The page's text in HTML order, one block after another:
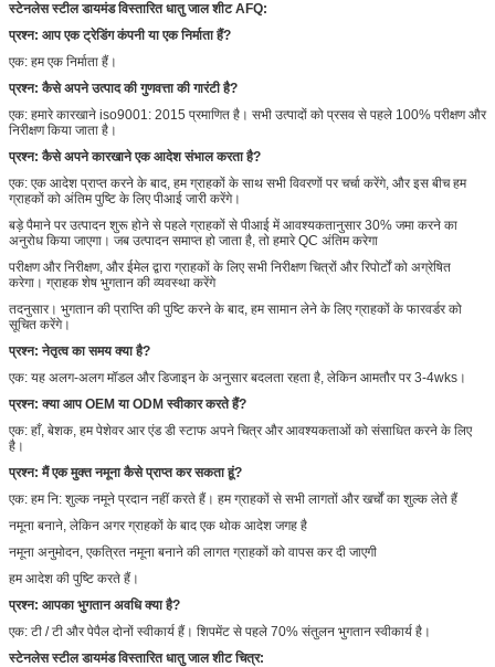
स्टेनलेस स्टील डायमंड विस्तारित धातु जाल शीट AFQ:
प्रश्न: आप एक ट्रेडिंग कंपनी या एक निर्माता हैं?
एक: हम एक निर्माता हैं।
प्रश्न: कैसे अपने उत्पाद की गुणवत्ता की गारंटी है?
एक: हमारे कारखाने iso9001: 2015 प्रमाणित है। सभी उत्पादों को प्रसव से पहले 100% परीक्षण और
निरीक्षण किया जाता है।
प्रश्न: कैसे अपने कारखाने एक आदेश संभाल करता है?
एक: एक आदेश प्राप्त करने के बाद, हम ग्राहकों के साथ सभी विवरणों पर चर्चा करेंगे, और इस बीच हम
ग्राहकों को अंतिम पुष्टि के लिए पीआई जारी करेंगे।
बड़े पैमाने पर उत्पादन शुरू होने से पहले ग्राहकों से पीआई में आवश्यकतानुसार 30% जमा करने का
अनुरोध किया जाएगा। जब उत्पादन समाप्त हो जाता है, तो हमारे QC अंतिम करेगा
परीक्षण और निरीक्षण, और ईमेल द्वारा ग्राहकों के लिए सभी निरीक्षण चित्रों और रिपोर्टों को अग्रेषित
करेगा। ग्राहक शेष भुगतान की व्यवस्था करेंगे
तदनुसार। भुगतान की प्राप्ति की पुष्टि करने के बाद, हम सामान लेने के लिए ग्राहकों के फारवर्डर को
सूचित करेंगे।
प्रश्न: नेतृत्व का समय क्या है?
एक: यह अलग-अलग मॉडल और डिजाइन के अनुसार बदलता रहता है, लेकिन आमतौर पर 3-4wks।
प्रश्न: क्या आप OEM या ODM स्वीकार करते हैं?
एक: हाँ, बेशक, हम पेशेवर आर एंड डी स्टाफ अपने चित्र और आवश्यकताओं को संसाधित करने के लिए
है।
प्रश्न: मैं एक मुक्त नमूना कैसे प्राप्त कर सकता हूं?
एक: हम नि: शुल्क नमूने प्रदान नहीं करते हैं। हम ग्राहकों से सभी लागतों और खर्चों का शुल्क लेते हैं
नमूना बनाने, लेकिन अगर ग्राहकों के बाद एक थोक आदेश जगह है
नमूना अनुमोदन, एकत्रित नमूना बनाने की लागत ग्राहकों को वापस कर दी जाएगी
हम आदेश की पुष्टि करते हैं।
प्रश्न: आपका भुगतान अवधि क्या है?
एक: टी / टी और पेपैल दोनों स्वीकार्य हैं। शिपमेंट से पहले 70% संतुलन भुगतान स्वीकार्य है।
स्टेनलेस स्टील डायमंड विस्तारित धातु जाल शीट चित्र: